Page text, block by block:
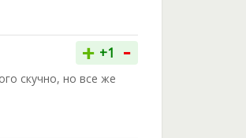
+ +1 -
скучно, но все же